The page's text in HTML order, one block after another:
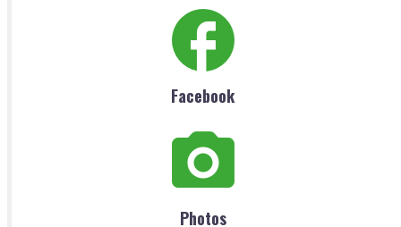
Facebook
Photos